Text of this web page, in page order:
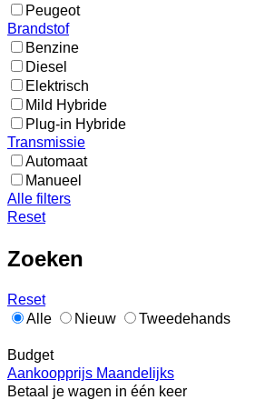
Peugeot
Brandstof
Benzine
Diesel
Elektrisch
Mild Hybride
Plug-in Hybride
Transmissie
Automaat
Manueel
Alle filters
Reset
Zoeken
Reset
Alle
Nieuw Tweedehands
Budget
Aankoopprijs Maandelijks
Betaal je wagen in één keer